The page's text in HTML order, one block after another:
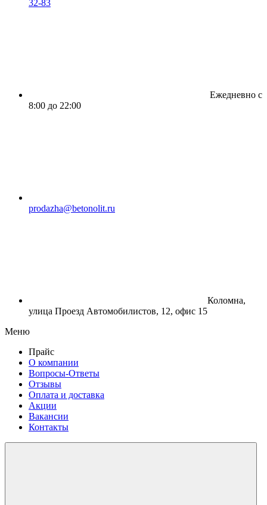
32-83
Ежедневно с
8:00 до 22:00
prodazha@betonolit.ru
Коломна,
улица Проезд Автомобилистов, 12, офис 15
Меню
Прайс
О компании
Вопросы-Ответы
Отзывы
Оплата и доставка
Акции
Вакансии
Контакты